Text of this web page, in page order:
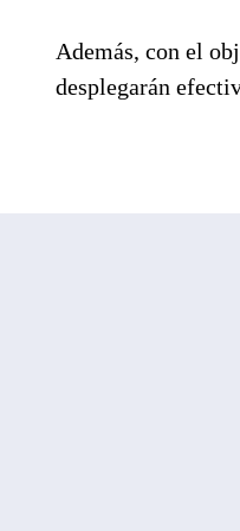
Además, con el
desplegarán